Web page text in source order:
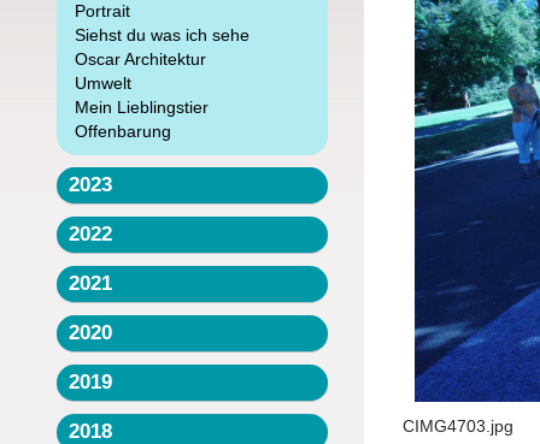
Portrait
Siehst du was ich sehe
Oscar Architektur
Umwelt
Mein Lieblingstier
Offenbarung
2023
2022
2021
2020
2019
2018 CIMG4703.jpg